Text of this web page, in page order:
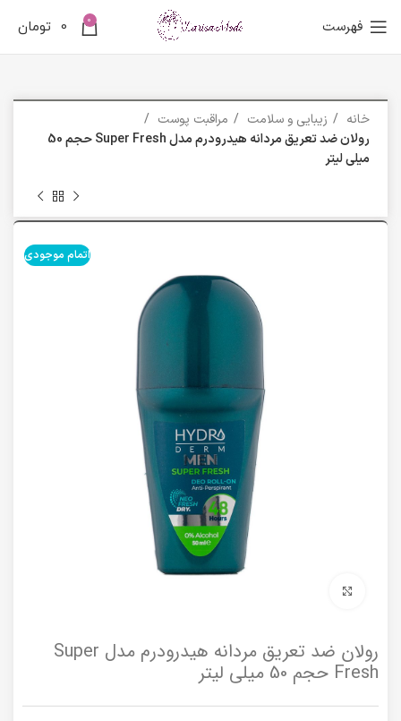
فهرست 0
0 تومان
خانه زیبایی و سلامت
مراقبت پوست
رولان ضد تعریق مردانه هیدرودرم مدل Super Fresh حجم 50
میلی لیتر
اتمام موجودی
رولان ضد تعریق مردانه هیدرودرم مدل Super
Fresh حجم 50 میلی لیتر